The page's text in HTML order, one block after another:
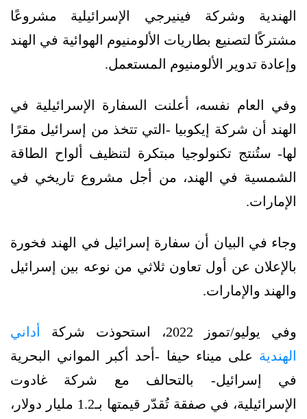
الهندية وشركة فينيرجي الإسرائيلية مشروعًا
مشتركًا لتصنيع بطاريات الألومنيوم الهوائية في الهند
وإعادة تدوير الألومنيوم المستعمل.
وفي العام نفسه، أعلنت السفارة الإسرائيلية في
الهند أن شركة إيكوبيا -التي تتخذ من إسرائيل مقرًا
لها- ستُنتج تكنولوجيا مبتكرة لتنظيف ألواح الطاقة
الشمسية في الهند، من أجل مشروع تاريخي في
الإمارات.
وجاء في البيان أن سفارة إسرائيل في الهند فخورة
بالإعلان عن أول تعاون ثلاثي من نوعه بين إسرائيل
والهند والإمارات.
وفي يوليو/تموز 2022، استحوذت شركة
أداني
الهندية على ميناء حيفا -أحد أكبر المواني البحرية
في إسرائيل- بالتحالف مع شركة غادوت
الإسرائيلية، في صفقة تُقدّر قيمتها بـ1.2 مليار دولار،